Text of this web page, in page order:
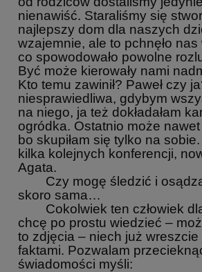
nienawiść. Staraliśmy się
najlepszy dom dla naszych
wzajemnie, ale to pchnęło
co spowodowało powolne
Być może kierowały nami
Kto temu zawinił? Paweł czy
niesprawiedliwa, gdybym
na niego, ja też dokładałam
ogródka. Ostatnio może
bo skupiłam się tylko na
kilka kolejnych konferencji,
Agata.
Czy mogę śledzić i
skoro sama…
Cokolwiek ten człowiek
chcę po prostu wiedzieć –
to zdjęcia – niech już
faktami. Pozwalam
świadomości myśli: